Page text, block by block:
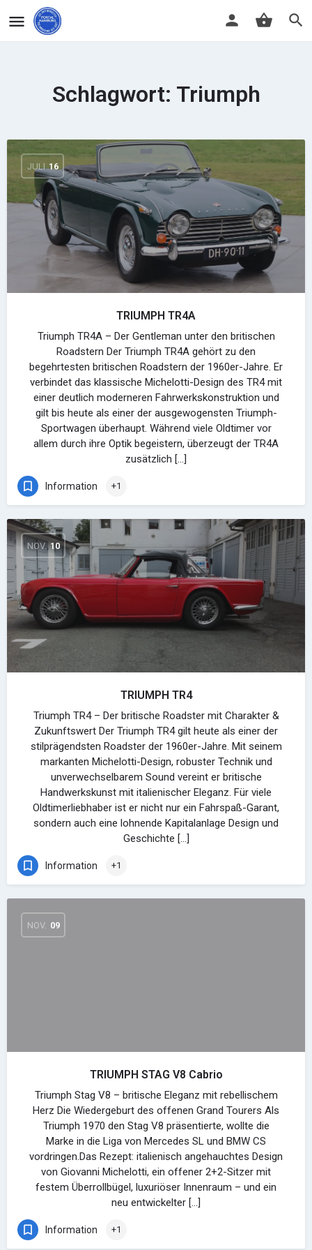
Schlagwort: Triumph
JULI 16
TRIUMPH TR4A
Triumph TR4A – Der Gentleman unter den britischen
Roadstern Der Triumph TR4A gehört zu den
begehrtesten britischen Roadstern der 1960er-Jahre. Er
verbindet das klassische Michelotti-Design des TR4 mit
einer deutlich moderneren Fahrwerkskonstruktion und
gilt bis heute als einer der ausgewogensten Triumph-
Sportwagen überhaupt. Während viele Oldtimer vor
allem durch ihre Optik begeistern, überzeugt der TR4A
zusätzlich […]
Information +1
NOV. 10
TRIUMPH TR4
Triumph TR4 – Der britische Roadster mit Charakter &
Zukunftswert Der Triumph TR4 gilt heute als einer der
stilprägendsten Roadster der 1960er-Jahre. Mit seinem
markanten Michelotti-Design, robuster Technik und
unverwechselbarem Sound vereint er britische
Handwerkskunst mit italienischer Eleganz. Für viele
Oldtimerliebhaber ist er nicht nur ein Fahrspaß-Garant,
sondern auch eine lohnende Kapitalanlage Design und
Geschichte […]
Information +1
NOV. 09
TRIUMPH STAG V8 Cabrio
Triumph Stag V8 – britische Eleganz mit rebellischem
Herz Die Wiedergeburt des offenen Grand Tourers Als
Triumph 1970 den Stag V8 präsentierte, wollte die
Marke in die Liga von Mercedes SL und BMW CS
vordringen.Das Rezept: italienisch angehauchtes Design
von Giovanni Michelotti, ein offener 2+2-Sitzer mit
festem Überrollbügel, luxuriöser Innenraum – und ein
neu entwickelter […]
Information +1